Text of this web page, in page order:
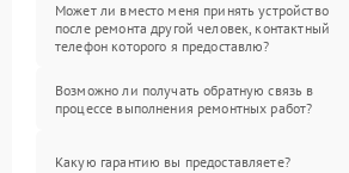
Может ли вместо меня принять устройство
после ремонта другой человек, контактный
телефон которого я предоставлю?
Возможно ли получать обратную связь в
процессе выполнения ремонтных работ?
Какую гарантию вы предоставляете?